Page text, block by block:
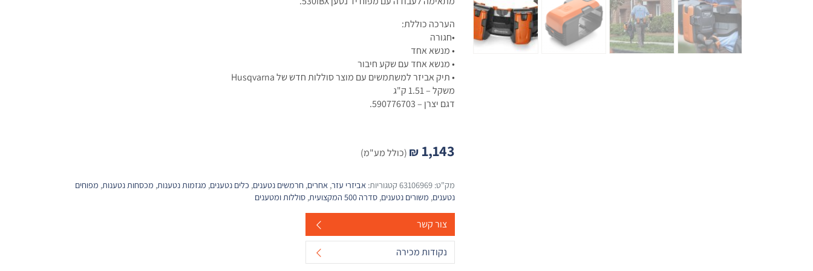
הערכה כוללת:
•חגורה
• מנשא אחד
• מנשא אחד עם שקע חיבור
• תיק אביזר למשתמשים עם מוצר סוללות חדש של Husqvarna
משקל – 1.51 ק"ג
דגם יצרן – 590776703.
₪ 1,143 (כולל מע"מ)
מק"ט: 63106969 קטגוריות: אביזרי עזר, אחרים, חרמשים נטענים, כלים נטענים, מגזמות נטענות, מכסחות נטענות, מפוחים
נטענים, משורים נטענים, סדרה 500 המקצועית , סוללות ומטענים
צור קשר
נקודות מכירה